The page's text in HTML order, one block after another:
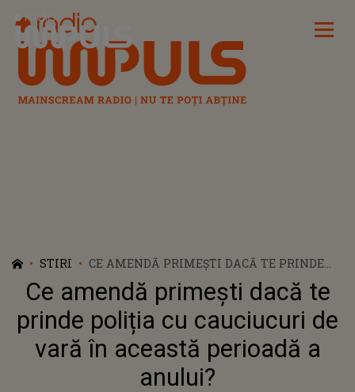
Radio Impuls
STIRI
CE AMENDĂ PRIMEȘTI DACĂ TE PRINDE
POLIȚIA CU CAUCIUCURI DE VARĂ ÎN
ACEASTĂ PERIOADĂ A ANULUI?
Ce amendă primești dacă te
prinde poliția cu cauciucuri de
vară în această perioadă a
anului?